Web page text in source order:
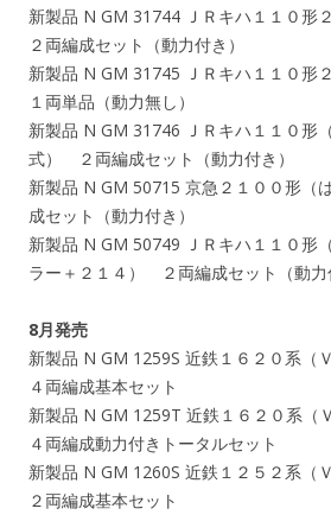
新製品 N GM 31744 ＪＲキハ１１０形
２両編成セット（動力付き）
新製品 N GM 31745 ＪＲキハ１１０形
１両単品（動力無し）
新製品 N GM 31746 ＪＲキハ１１０形
式） ２両編成セット（動力付き）
新製品 N GM 50715 京急２１００形
成セット（動力付き）
新製品 N GM 50749 ＪＲキハ１１０形
ラー＋２１４） ２両編成セット（動力
8月発売
新製品 N GM 1259S 近鉄１６２０系（
４両編成基本セット
新製品 N GM 1259T 近鉄１６２０系（
４両編成動力付きトータルセット
新製品 N GM 1260S 近鉄１２５２系（
２両編成基本セット